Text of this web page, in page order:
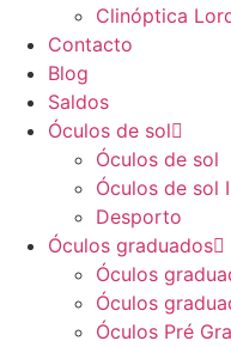
Clinóptica
Contacto
Blog
Saldos
Óculos de sol
Óculos de sol
Óculos de sol
Desporto
Óculos graduados
Óculos
Óculos
Óculos Pré